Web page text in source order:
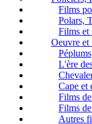
Films
Polars,
Films et
Oeuvre et
Péplums
L'ère
Cape et
Films
Films
Autres